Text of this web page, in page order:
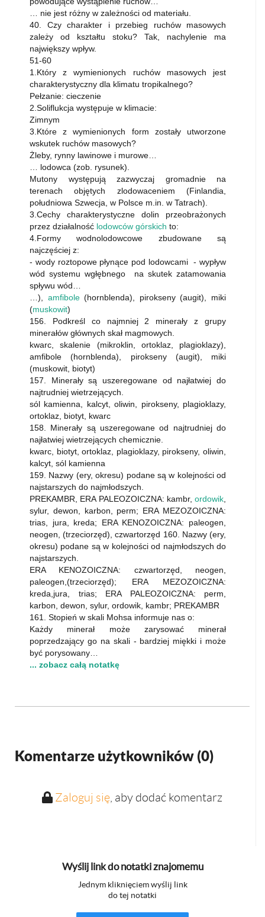
… nie jest różny w zależności od materiału.
40. Czy charakter i przebieg ruchów masowych
zależy od kształtu stoku? Tak, nachylenie ma
największy wpływ.
51-60
1.Który z wymienionych ruchów masowych jest
charakterystyczny dla klimatu tropikalnego?
Pełzanie: cieczenie
2.Soliflukcja występuje w klimacie:
Zimnym
3.Które z wymienionych form zostały utworzone
wskutek ruchów masowych?
Żleby, rynny lawinowe i murowe…
… lodowca (zob. rysunek).
Mutony występują zazwyczaj gromadnie na
terenach objętych zlodowaceniem (Finlandia,
południowa Szwecja, w Polsce m.in. w Tatrach).
3.Cechy charakterystyczne dolin przeobrażonych
przez działalność lodowców górskich to:
4.Formy wodnolodowcowe zbudowane są
najczęściej z:
- wody roztopowe płynące pod lodowcami - wypływ
wód systemu wgłębnego na skutek zatamowania
spływu wód…
…), amfibole(hornblenda), pirokseny (augit), miki
(muskowit)
156. Podkreśl co najmniej 2 minerały z grupy
minerałów głównych skał magmowych.
kwarc, skalenie (mikroklin, ortoklaz, plagioklazy),
amfibole (hornblenda), pirokseny (augit), miki
(muskowit, biotyt)
157. Minerały są uszeregowane od najłatwiej do
najtrudniej wietrzejących.
sól kamienna, kalcyt, oliwin, pirokseny, plagioklazy,
ortoklaz, biotyt, kwarc
158. Minerały są uszeregowane od najtrudniej do
najłatwiej wietrzejących chemicznie.
kwarc, biotyt, ortoklaz, plagioklazy, pirokseny, oliwin,
kalcyt, sól kamienna
159. Nazwy (ery, okresu) podane są w kolejności od
najstarszych do najmłodszych.
PREKAMBR, ERA PALEOZOICZNA: kambr, ordowik
sylur, dewon, karbon, perm; ERA MEZOZOICZNA:
trias, jura, kreda; ERA KENOZOICZNA: paleogen,
neogen, (trzeciorzęd), czwartorzęd 160. Nazwy (ery,
okresu) podane są w kolejności od najmłodszych do
najstarszych.
ERA KENOZOICZNA: czwartorzęd, neogen,
paleogen,(trzeciorzęd); ERA MEZOZOICZNA:
kreda,jura, trias; ERA PALEOZOICZNA: perm,
karbon, dewon, sylur, ordowik, kambr; PREKAMBR
161. Stopień w skali Mohsa informuje nas o:
Każdy minerał może zarysować minerał
poprzedzający go na skali - bardziej miękki i może
być porysowany…
... zobacz całą notatkę
Komentarze użytkowników (0)
Zaloguj się, aby dodać komentarz
Wyślij link do notatki znajomemu
Jednym kliknięciem wyślij link
do tej notatki